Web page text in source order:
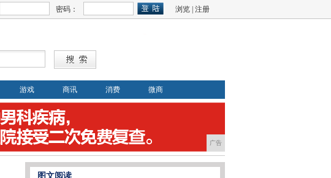
密码： 浏览 注册
游戏 商讯 消费 微商
广告
图文阅读